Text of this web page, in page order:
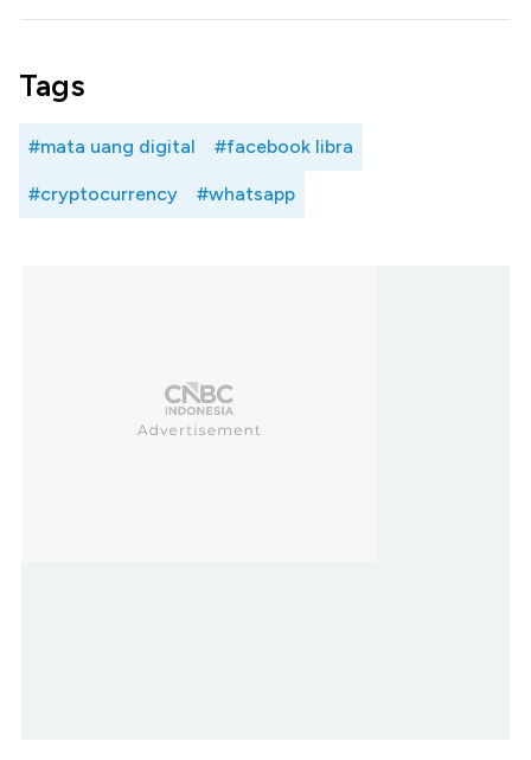
Tags
#mata uang digital #facebook libra
#cryptocurrency #whatsapp